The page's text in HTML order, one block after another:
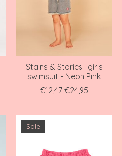
Stains & Stories | girls
swimsuit - Neon Pink
€12,47 €24,95
Sale